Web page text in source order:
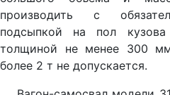
производить с
подсыпкой на пол
толщиной не менее 300
более 2 т не допускается.